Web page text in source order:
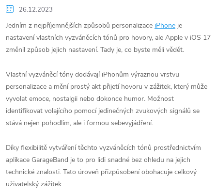
26.12.2023
Jedním z nejpříjemnějších způsobů personalizace iPhone je
nastavení vlastních vyzváněcích tónů pro hovory, ale Apple v iOS 17
změnil způsob jejich nastavení. Tady je, co byste měli vědět.
Vlastní vyzváněcí tóny dodávají iPhonům výraznou vrstvu
personalizace a mění prostý akt přijetí hovoru v zážitek, který může
vyvolat emoce, nostalgii nebo dokonce humor. Možnost
identifikovat volajícího pomocí jedinečných zvukových signálů se
stává nejen pohodlím, ale i formou sebevyjádření.
Díky flexibilitě vytváření těchto vyzváněcích tónů prostřednictvím
aplikace GarageBand je to pro lidi snadné bez ohledu na jejich
technické znalosti. Tato úroveň přizpůsobení obohacuje celkový
uživatelský zážitek.